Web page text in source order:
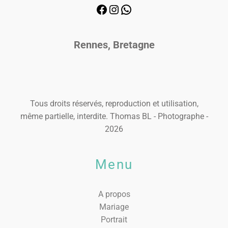
Rennes, Bretagne
Tous droits réservés, reproduction et utilisation,
même partielle, interdite. Thomas BL - Photographe -
2026
Menu
A propos
Mariage
Portrait